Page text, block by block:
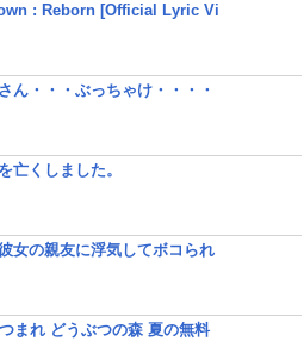
: Reborn [Official Lyric Vi
ん・・・ぶっちゃけ・・・・
亡くしました。
女の親友に浮気してボコられ
まれ どうぶつの森 夏の無料